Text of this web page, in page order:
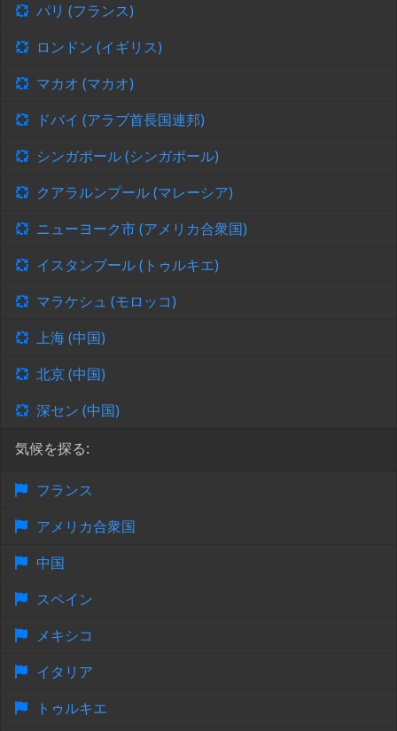
パリ (フランス)
ロンドン (イギリス)
マカオ (マカオ)
ドバイ (アラブ首長国連邦)
シンガポール (シンガポール)
クアラルンプール (マレーシア)
ニューヨーク市 (アメリカ合衆国)
イスタンブール (トゥルキエ)
マラケシュ (モロッコ)
上海 (中国)
北京 (中国)
深セン (中国)
気候を探る:
フランス
アメリカ合衆国
中国
スペイン
メキシコ
イタリア
トゥルキエ